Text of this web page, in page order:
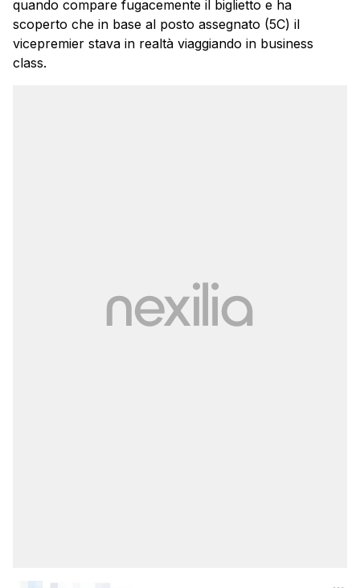
quando compare fugacemente il biglietto e ha
scoperto che in base al posto assegnato (5C) il
vicepremier stava in realtà viaggiando in business
class.